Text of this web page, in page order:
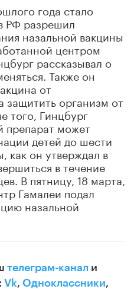
года стало
РФ разрешил
назальной вакцины
центром
рассказывал о
Также он
от
защитить организм от
того, Гинцбург
препарат может
детей до шести
как он утверждал в
в течение
В пятницу, 18 марта,
Гамалеи подал
назальной
телеграм-канал и
Vk, Одноклассники,